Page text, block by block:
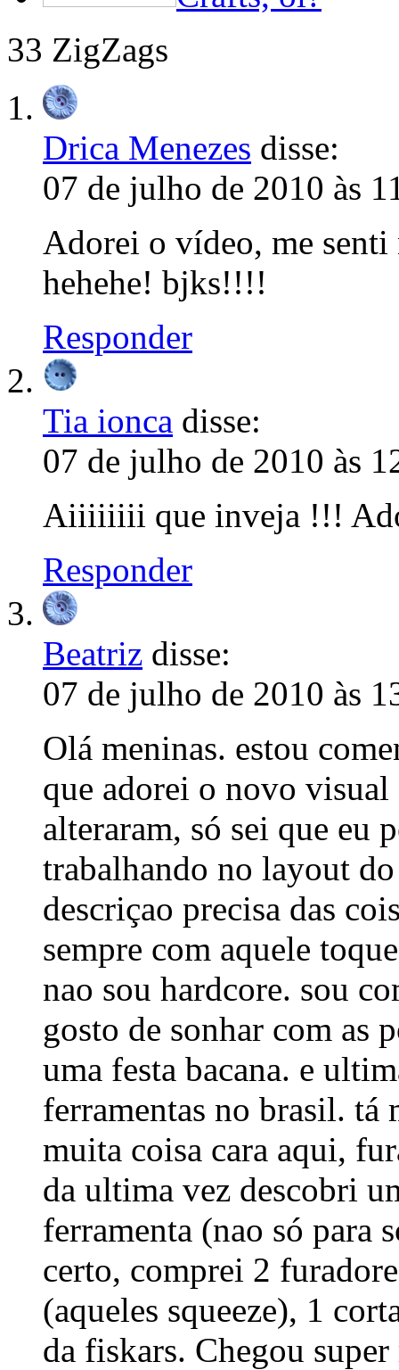
33 ZigZags
Drica Menezes disse:
07 de julho de 2010 às
Adorei o vídeo, me
hehehe! bjks!!!!
Responder
Tia ionca disse:
07 de julho de 2010 às
Aiiiiiiii que inveja !!!
Responder
Beatriz disse:
07 de julho de 2010 às
Olá meninas. estou
que adorei o novo
alteraram, só sei que eu
trabalhando no layout
descriçao precisa das
sempre com aquele
nao sou hardcore. sou
gosto de sonhar com as
uma festa bacana. e
ferramentas no brasil.
muita coisa cara aqui,
da ultima vez descobri
ferramenta (nao só para
certo, comprei 2
(aqueles squeeze), 1
da fiskars. Chegou